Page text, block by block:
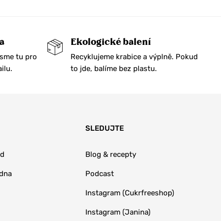
tu pro
Ekologické balení
Recyklujeme krabice a výplně. Pokud
to jde, balíme bez plastu.
SLEDUJTE
Blog & recepty
Podcast
Instagram (Cukrfreeshop)
Instagram (Janina)